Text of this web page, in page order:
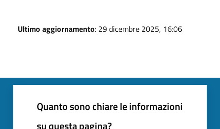
Ultimo aggiornamento: 29 dicembre 2025, 16:06
Quanto sono chiare le informazioni
su questa pagina?